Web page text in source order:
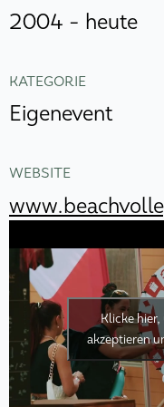
Klicke
akzeptieren
2004 - heute
KATEGORIE
Eigenevent
WEBSITE